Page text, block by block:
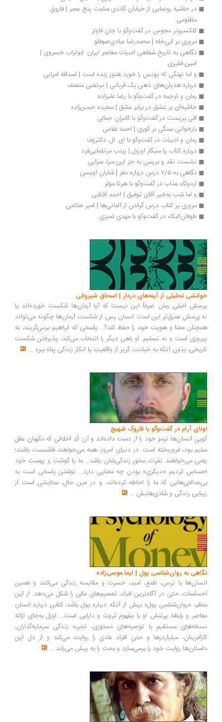
در حاشیه رونمایی از خیابان گاندی ساعت پنج عصر | فاروق
مظلومی
کلکسیونر مجوس در گفت‌وگو با جان فاولز
مروری بر ابی‌خُله | محمدرضا عبادی‌صوفلو
نگاهی به تاریخ شفاهی ادبیات معاصر ایران: ابوتراب خسروی |
امین فقیری
و اما نهنگی که یونس را خورد هنوز زنده است | اسدالله امرایی
درباره هذیان‌های ذهن یک قربانی | مرتضی منصف
رمان و ترجمه در گفت‌وگو با رضا علیزاده
حاشیه‌ای بر عشق در برابر عشق | سعیده حسن‌زاده
افی بریست در گفت‌وگو با کامران جمالی
بازخوانی سنگی بر گوری | احمد غلامی
رمان و ادبیات در گفت‌وگو با ای. ال. دکتروف
درباره کتاب یا سیگار اورول |‌ زینب مرتضایی‌فرد
نشست نقد و بررسی به جز این سرا، سرایی
نگاهی به ۷/۵ درس درباره مغز | شایان اویسی
اردوگاه عذاب در گفت‌وگو با هرتا مولر
و اما شب به‌خیر آقای توفیق | احمد آفتابی
مروری بر کتاب درس گرفتن از آلمانی‌ها | امیر صائمی
طوفان‌البکاء در گفت‌وگو با مهدی تمیزی
تحلیلی از آینه‌های دردار | اسحاق شیروانی
اصلی رمان صرفاً این نیست که آیا آرمان‌ها شکست خورده‌اند یا
عمیق‌تر این است: انسان پس از شکست آرمان‌ها چگونه می‌تواند
معنا و هویت خود را حفظ کند؟... پاسخی که ابراهیم برمی‌گزیند، نه
است و نه تسلیم. او راهی دیگر را انتخاب می‌کند: پذیرفتن شکست
بدون آنکه به خیانت، گریز از واقعیت یا انکار زندگی پناه ببرد...
آرام در گفت‌وگو با فاروک شهیچ‭
انسان‌ها ترمزِ خود را از دست داده‌اند و آن کُدِ اخلاقی که نگهبان عقل
بود، فروریخته است. در دنیای امروز، همه می‌خواهند فاشیست باشند؛
می‌خواهند نفرت، محورِ زندگی‌شان باشد... ما با گوشت و پوست خود
کردیم «دیگری» بودن چه معنایی دارد... نوشتن پاسخی است به
که ما را احاطه کرده‌اند، و در عین حال، ستایشی است از
زندگی و شادی‌هایش...
به روان‌شناسی پول | ایما موسی‌زاده
با ترس، طمع، امید، حسرت و مقایسه زندگی می‌کنند و همین
حتی در آگاه‌ترین افراد، تصمیم‌های مالی را شکل می‌دهد. از این
«روان‌شناسی پول» بیش از آنکه درباره پول باشد، کتابی درباره انسان
و رابطه پرتنش او با مفهوم ثروت و دارایی است... اوزل به‌جای ارائه
مستقیم یا توصیه‌های دستوری، تجربه زندگی سرمایه‌گذاران،
میلیاردرها و حتی افراد عادی را روایت می‌کند و از دل این
روایت خود را برمی‌سازد و بحث را به پیش می‌راند...